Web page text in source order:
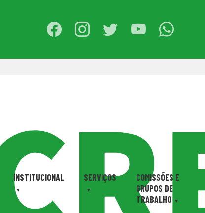
INSTITUCIONAL SERVIÇOS
COMISSÕES E
GRUPOS DE
TRABALHO